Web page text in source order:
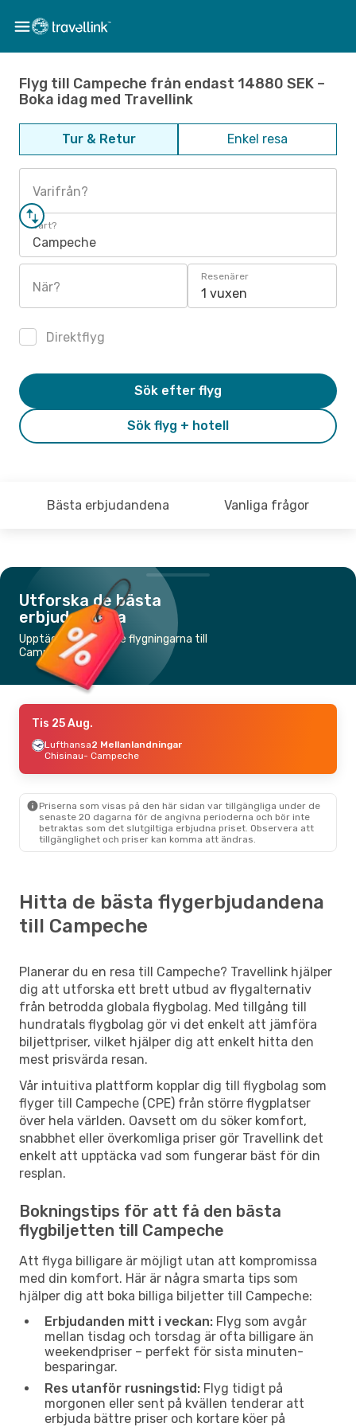
Flyg till Campeche från endast 14880 SEK –
Boka idag med Travellink
Tur & Retur Enkel resa
Varifrån?
Vart?
Campeche
När?
Resenärer
1 vuxen
Direktflyg
Sök flyg + hotell
Sök efter flyg
Bästa erbjudandena Vanliga frågor
Utforska de bästa
erbjudandena
Upptäck de billigaste flygningarna till
Campeche
Tis 25 Aug.
Lufthansa2 Mellanlandningar
Chisinau- Campeche
Priserna som visas på den här sidan var tillgängliga under de
senaste 20 dagarna för de angivna perioderna och bör inte
betraktas som det slutgiltiga erbjudna priset. Observera att
tillgänglighet och priser kan komma att ändras.
Hitta de bästa flygerbjudandena
till Campeche
Planerar du en resa till Campeche? Travellink hjälper
dig att utforska ett brett utbud av flygalternativ
från betrodda globala flygbolag. Med tillgång till
hundratals flygbolag gör vi det enkelt att jämföra
biljettpriser, vilket hjälper dig att enkelt hitta den
mest prisvärda resan.
Vår intuitiva plattform kopplar dig till flygbolag som
flyger till Campeche (CPE) från större flygplatser
över hela världen. Oavsett om du söker komfort,
snabbhet eller överkomliga priser gör Travellink det
enkelt att upptäcka vad som fungerar bäst för din
resplan.
Bokningstips för att få den bästa
flygbiljetten till Campeche
Att flyga billigare är möjligt utan att kompromissa
med din komfort. Här är några smarta tips som
hjälper dig att boka billiga biljetter till Campeche:
Erbjudanden mitt i veckan: Flyg som avgår
mellan tisdag och torsdag är ofta billigare än
weekendpriser – perfekt för sista minuten-
besparingar.
Res utanför rusningstid: Flyg tidigt på
morgonen eller sent på kvällen tenderar att
erbjuda bättre priser och kortare köer på